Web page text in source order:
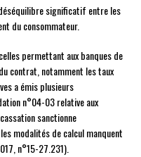
significatif entre les
du consommateur.
permettant aux banques de
contrat, notamment les taux
a émis plusieurs
n°04-03 relative aux
sanctionne
modalités de calcul manquent
n°15-27.231).